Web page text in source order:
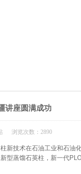
讲座圆满成功
浏览次数：2890
新技术在石油工业和石油
型蒸馏石英柱，新一代